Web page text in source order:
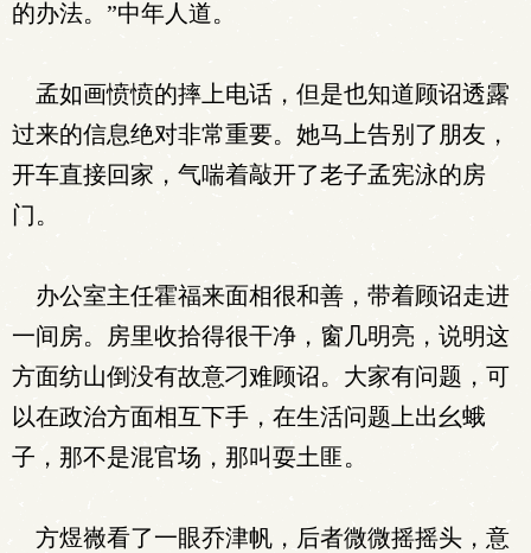
的办法。”中年人道。
孟如画愤愤的摔上电话，但是也知道顾诏透露
过来的信息绝对非常重要。她马上告别了朋友，
开车直接回家，气喘着敲开了老子孟宪泳的房
门。
办公室主任霍福来面相很和善，带着顾诏走进
一间房。房里收拾得很干净，窗几明亮，说明这
方面纺山倒没有故意刁难顾诏。大家有问题，可
以在政治方面相互下手，在生活问题上出幺蛾
子，那不是混官场，那叫耍土匪。
方煜嶶看了一眼乔津帆，后者微微摇摇头，意